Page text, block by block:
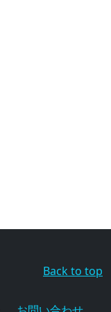
Back to top